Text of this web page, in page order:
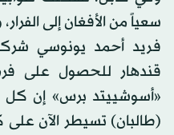
سعياً من الأفغان إلى
فريد أحمد يونوسي
قندهار للحصول على
«أسوشييتد برس» إن كل
(طالبان) تسيطر الآن